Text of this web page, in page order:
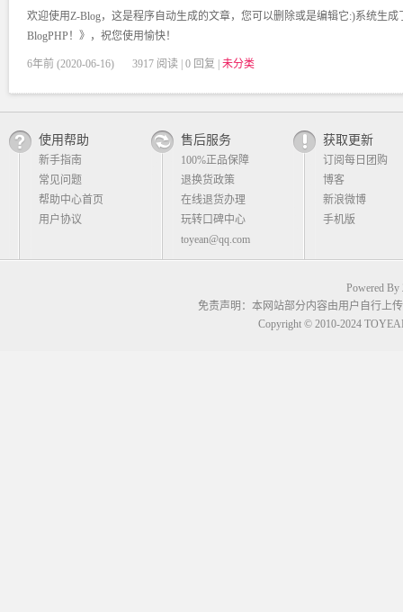
欢迎使用Z-Blog，这是程序自动生成的文章，您可以删除或是编辑它:)系统生
BlogPHP！》，祝您使用愉快！
6年前 (2020-06-16) 3917 阅读 | 0 回复 | 未分类
使用帮助
新手指南
常见问题
帮助中心首页
用户协议
售后服务
100%正品保障
退换货政策
在线退货办理
玩转口碑中心
toyean@qq.com
获取更新
订阅每日团购
博客
新浪微博
手机版
Powered By
免责声明：本网站部分内容由用户自行上
Copyright © 2010-2024